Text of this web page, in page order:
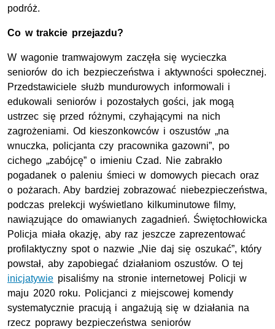
podróż.
Co w trakcie przejazdu?
W wagonie tramwajowym zaczęła się wycieczka
seniorów do ich bezpieczeństwa i aktywności społecznej.
Przedstawiciele służb mundurowych informowali i
edukowali seniorów i pozostałych gości, jak mogą
ustrzec się przed różnymi, czyhającymi na nich
zagrożeniami. Od kieszonkowców i oszustów „na
wnuczka, policjanta czy pracownika gazowni”, po
cichego „zabójcę” o imieniu Czad. Nie zabrakło
pogadanek o paleniu śmieci w domowych piecach oraz
o pożarach. Aby bardziej zobrazować niebezpieczeństwa,
podczas prelekcji wyświetlano kilkuminutowe filmy,
nawiązujące do omawianych zagadnień. Świętochłowicka
Policja miała okazję, aby raz jeszcze zaprezentować
profilaktyczny spot o nazwie „Nie daj się oszukać”, który
powstał, aby zapobiegać działaniom oszustów. O tej
inicjatywie pisaliśmy na stronie internetowej Policji w
maju 2020 roku. Policjanci z miejscowej komendy
systematycznie pracują i angażują się w działania na
rzecz poprawy bezpieczeństwa seniorów